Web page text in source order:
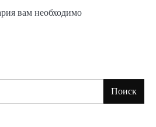
вам необходимо
Поиск